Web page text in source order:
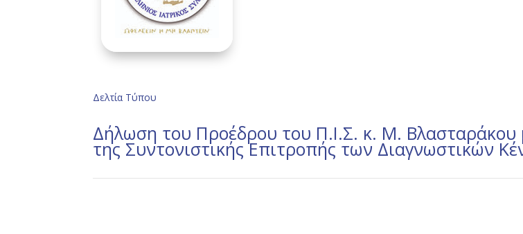
Δελτία Τύπου
Δήλωση του Προέδρου του Π.Ι.Σ. κ. Μ. Βλασταράκου
της Συντονιστικής Επιτροπής των Διαγνωστικών